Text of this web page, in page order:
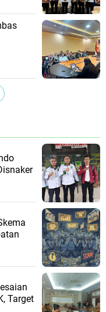
Target